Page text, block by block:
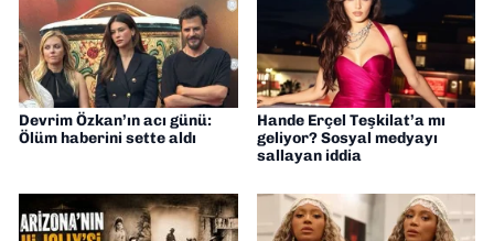
Devrim Özkan’ın acı günü:
Ölüm haberini sette aldı
Hande Erçel Teşkilat’a mı
geliyor? Sosyal medyayı
sallayan iddia